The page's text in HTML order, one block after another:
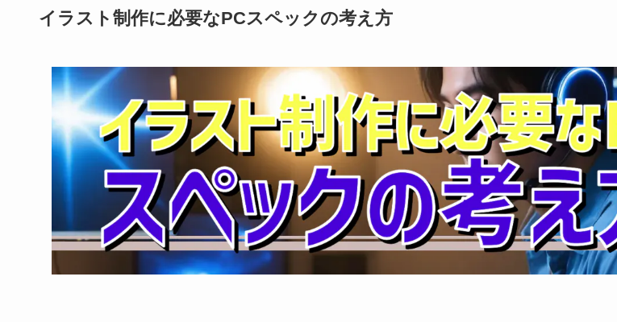
イラスト制作に必要なPCスペックの考え方